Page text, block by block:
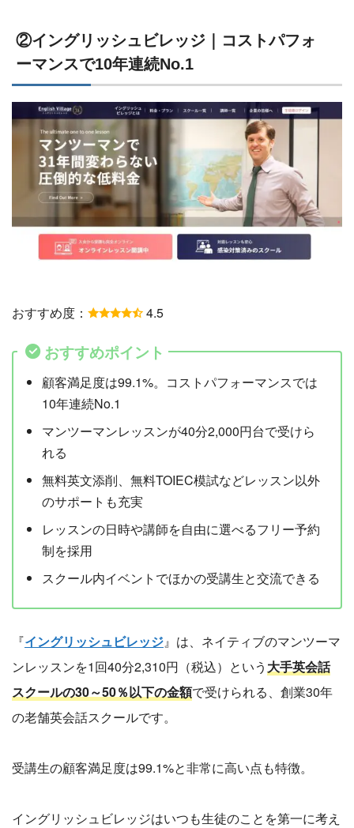
②イングリッシュビレッジ｜コストパフォ
ーマンスで10年連続No.1
おすすめ度： 4.5
おすすめポイント
顧客満足度は99.1%。コストパフォーマンスでは
10年連続No.1
マンツーマンレッスンが40分2,000円台で受けら
れる
無料英文添削、無料TOIEC模試などレッスン以外
のサポートも充実
レッスンの日時や講師を自由に選べるフリー予約
制を採用
スクール内イベントでほかの受講生と交流できる
『イングリッシュビレッジ』は、ネイティブのマンツーマ
ンレッスンを1回40分2,310円（税込）という 大手英会話
スクールの30～50％以下の金額で受けられる、創業30年
の老舗英会話スクールです。
受講生の顧客満足度は99.1%と非常に高い点も特徴。
イングリッシュビレッジはいつも生徒のことを第一に考え